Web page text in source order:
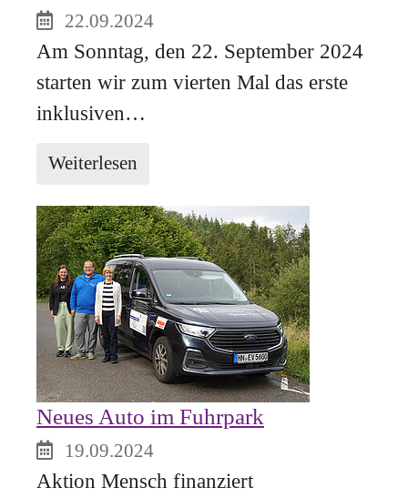
22.09.2024
Am Sonntag, den 22. September 2024
starten wir zum vierten Mal das erste
inklusiven…
Weiterlesen
Neues Auto im Fuhrpark
19.09.2024
Aktion Mensch finanziert